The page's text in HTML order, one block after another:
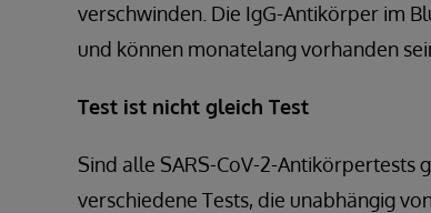
verschwinden. Die IgG-Antikörper im
und können monatelang vorhanden
Test ist nicht gleich Test
Sind alle SARS-CoV-2-Antikörpertests
verschiedene Tests, die unabhängig